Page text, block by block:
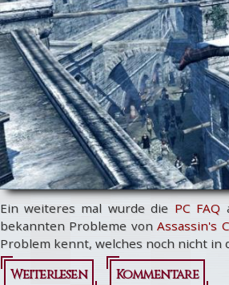
Ein weiteres mal wurde die PC FAQ
bekannten Probleme vonAssassin's
Problem kennt, welches noch nicht in
Weiterlesen
über
Kommentare